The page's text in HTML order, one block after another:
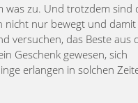
was zu. Und trotzdem sind
nicht nur bewegt und damit
versuchen, das Beste aus
Geschenk gewesen, sich
erlangen in solchen